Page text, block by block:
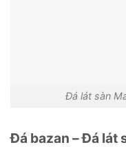
Đá lát sàn
Đá bazan – Đá lát